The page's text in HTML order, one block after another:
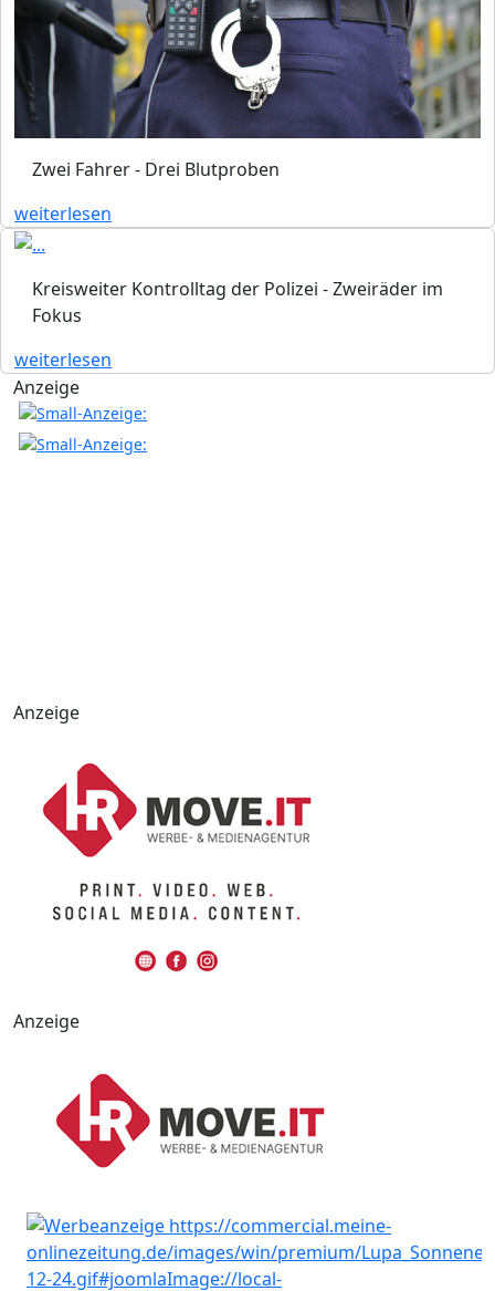
Zwei Fahrer - Drei Blutproben
weiterlesen
Kreisweiter Kontrolltag der Polizei - Zweiräder im
Fokus
weiterlesen
Anzeige
Anzeige
Anzeige